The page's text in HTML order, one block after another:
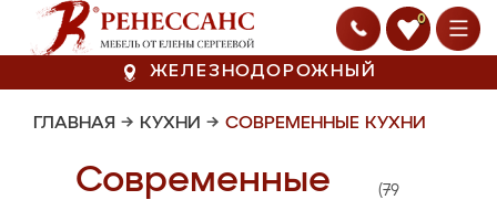
0
ЖЕЛЕЗНОДОРОЖНЫЙ
ГЛАВНАЯ → КУХНИ → СОВРЕМЕННЫЕ КУХНИ
Современные
(79